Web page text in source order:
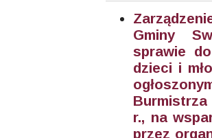
Gminy
sprawie
dzieci i
Burmistrza
r., na
przez